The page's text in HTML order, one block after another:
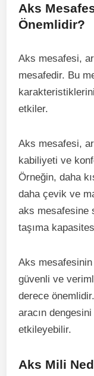
Aks
Önemlidir?
Aks mesafesi,
mesafedir. Bu
etkiler.
Aks mesafesi,
kabiliyeti ve
Örneğin, daha
daha çevik ve
aks mesafesine
taşıma
Aks mesafesinin
güvenli ve
derece
aracın
etkileyebilir.
Aks Mili